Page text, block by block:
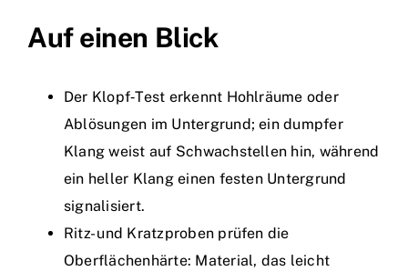
Auf einen Blick
Der Klopf‑Test erkennt Hohlräume oder
Ablösungen im Untergrund; ein dumpfer
Klang weist auf Schwachstellen hin, während
ein heller Klang einen festen Untergrund
signalisiert.
Ritz- und Kratzproben prüfen die
Oberflächenhärte: Material, das leicht